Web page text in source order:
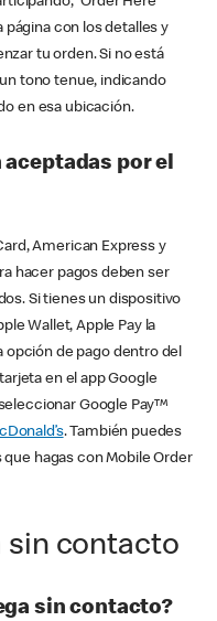
página con los detalles y
tu orden. Si no está
tono tenue, indicando
en esa ubicación.
aceptadas por el
American Express y
hacer pagos deben ser
Si tienes un dispositivo
Wallet, Apple Pay la
de pago dentro del
en el app Google
Google Pay™
. También puedes
que hagas con Mobile Order
sin contacto
sin contacto?